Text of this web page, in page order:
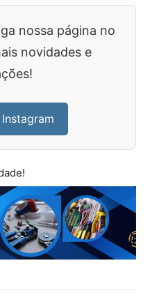
nossa página no
novidades e